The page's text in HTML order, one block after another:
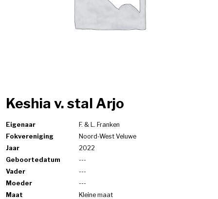
Keshia v. stal Arjo
Eigenaar
F. & L. Franken
Fokvereniging
Noord-West Veluwe
Jaar
2022
Geboortedatum
---
Vader
---
Moeder
---
Maat
Kleine maat